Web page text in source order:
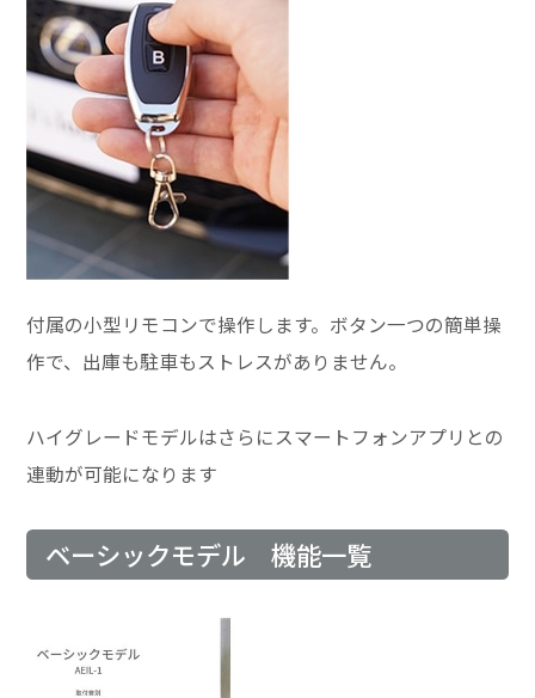
付属の小型リモコンで操作します。ボタン一つの簡単操
作で、出庫も駐車もストレスがありません。
ハイグレードモデルはさらにスマートフォンアプリとの
連動が可能になります
ベーシックモデル 機能一覧